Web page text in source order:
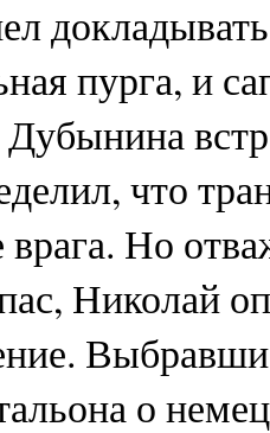
пурга, и
что
Но
Николай
о